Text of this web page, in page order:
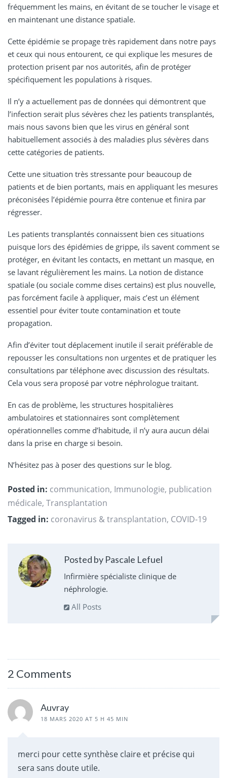
fréquemment les mains, en évitant de se toucher le visage et
en maintenant une distance spatiale.
Cette épidémie se propage très rapidement dans notre pays
et ceux qui nous entourent, ce qui explique les mesures de
protection prisent par nos autorités, afin de protéger
spécifiquement les populations à risques.
Il n’y a actuellement pas de données qui démontrent que
l’infection serait plus sévères chez les patients transplantés,
mais nous savons bien que les virus en général sont
habituellement associés à des maladies plus sévères dans
cette catégories de patients.
Cette une situation très stressante pour beaucoup de
patients et de bien portants, mais en appliquant les mesures
préconisées l’épidémie pourra être contenue et finira par
régresser.
Les patients transplantés connaissent bien ces situations
puisque lors des épidémies de grippe, ils savent comment se
protéger, en évitant les contacts, en mettant un masque, en
se lavant régulièrement les mains. La notion de distance
spatiale (ou sociale comme dises certains) est plus nouvelle,
pas forcément facile à appliquer, mais c’est un élément
essentiel pour éviter toute contamination et toute
propagation.
Afin d’éviter tout déplacement inutile il serait préférable de
repousser les consultations non urgentes et de pratiquer les
consultations par téléphone avec discussion des résultats.
Cela vous sera proposé par votre néphrologue traitant.
En cas de problème, les structures hospitalières
ambulatoires et stationnaires sont complètement
opérationnelles comme d’habitude, il n’y aura aucun délai
dans la prise en charge si besoin.
N’hésitez pas à poser des questions sur le blog.
Posted in: communication, Immunologie, publication
médicale, Transplantation
Tagged in: coronavirus & transplantation, COVID-19
Posted by Pascale Lefuel
Infirmière spécialiste clinique de
néphrologie.
All Posts
2 Comments
Auvray
18 MARS 2020 AT 5 H 45 MIN
merci pour cette synthèse claire et précise qui
sera sans doute utile.